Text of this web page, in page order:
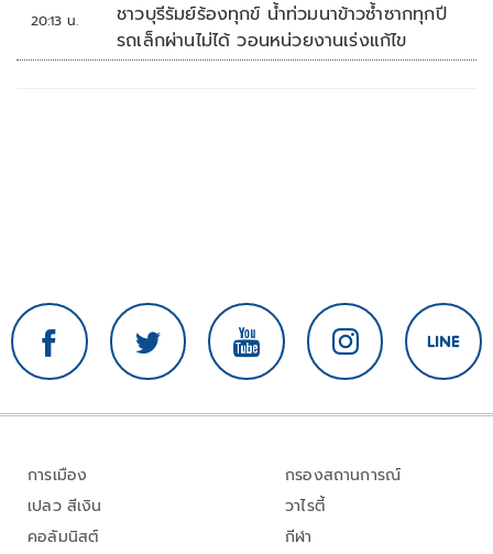
20:13 น.
ชาวบุรีรัมย์ร้องทุกข์ น้ำท่วมนาข้าวซ้ำซากทุกปี
รถเล็กผ่านไม่ได้ วอนหน่วยงานเร่งแก้ไข
การเมือง
เปลว สีเงิน
คอลัมนิสต์
กรองสถานการณ์
วาไรตี้
กีฬา